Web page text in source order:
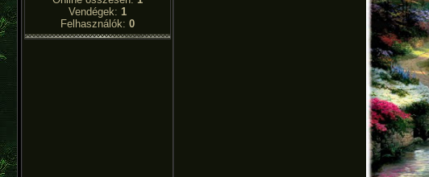
Vendégek: 1
Felhasználók: 0